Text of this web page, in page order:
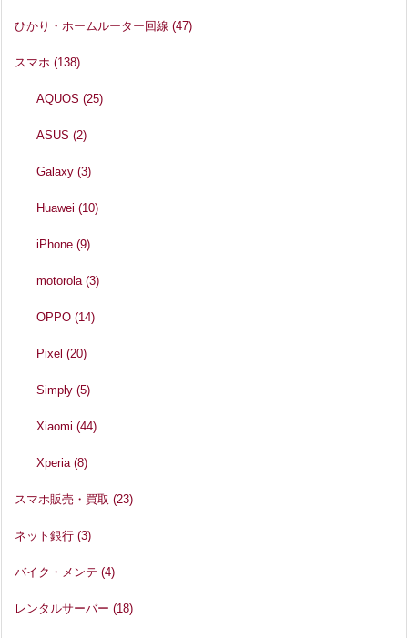
ひかり・ホームルーター回線 (47)
スマホ (138)
AQUOS(25)
ASUS(2)
Galaxy(3)
Huawei(10)
iPhone(9)
motorola(3)
OPPO(14)
Pixel(20)
Simply(5)
Xiaomi(44)
Xperia(8)
スマホ販売・買取 (23)
ネット銀行 (3)
バイク・メンテ (4)
レンタルサーバー (18)